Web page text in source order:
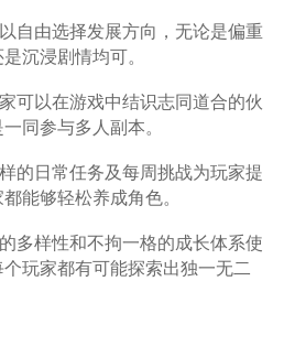
自由选择发展方向，无论是偏重
沉浸剧情均可。
可以在游戏中结识志同道合的伙
同参与多人副本。
的日常任务及每周挑战为玩家提
能够轻松养成角色。
多样性和不拘一格的成长体系使
玩家都有可能探索出独一无二